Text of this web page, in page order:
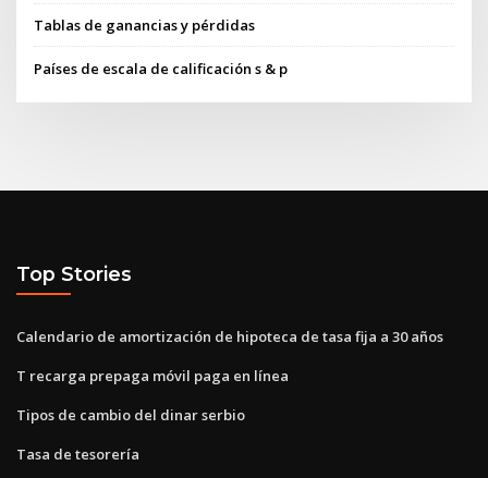
Tablas de ganancias y pérdidas
Países de escala de calificación s & p
Top Stories
Calendario de amortización de hipoteca de tasa fija a 30 años
T recarga prepaga móvil paga en línea
Tipos de cambio del dinar serbio
Tasa de tesorería